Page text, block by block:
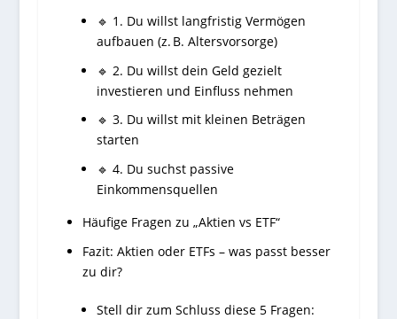
🔹 1. Du willst langfristig Vermögen
aufbauen (z. B. Altersvorsorge)
🔹 2. Du willst dein Geld gezielt
investieren und Einfluss nehmen
🔹 3. Du willst mit kleinen Beträgen
starten
🔹 4. Du suchst passive
Einkommensquellen
Häufige Fragen zu „Aktien vs ETF“
Fazit: Aktien oder ETFs – was passt besser
zu dir?
Stell dir zum Schluss diese 5 Fragen: